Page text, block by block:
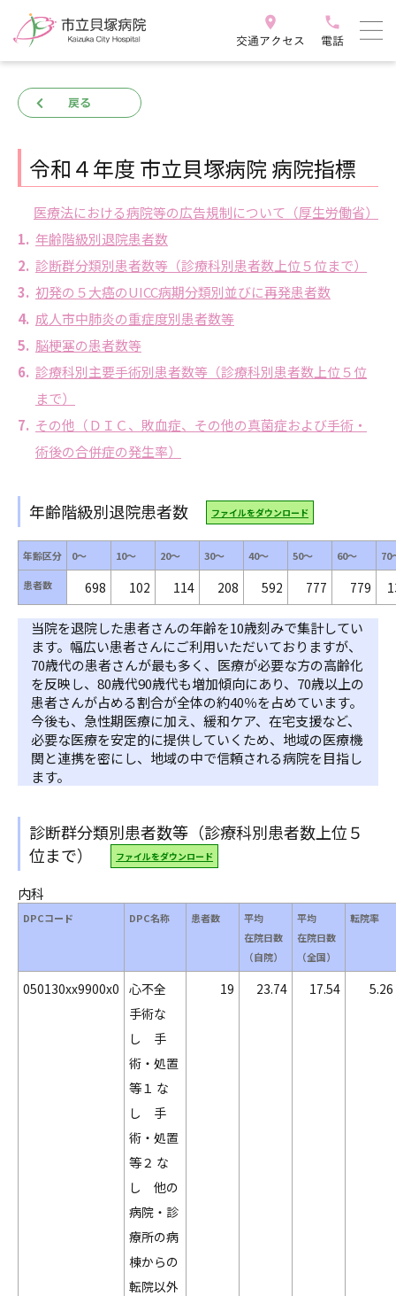
戻る
令和４年度 市立貝塚病院 病院指標
医療法における病院等の広告規制について（厚生労働省）
年齢階級別退院患者数
診断群分類別患者数等（診療科別患者数上位５位まで）
初発の５大癌のUICC病期分類別並びに再発患者数
成人市中肺炎の重症度別患者数等
脳梗塞の患者数等
診療科別主要手術別患者数等（診療科別患者数上位５位
まで）
その他（ＤＩＣ、敗血症、その他の真菌症および手術・
術後の合併症の発生率）
年齢階級別退院患者数 ファイルをダウンロード
年齢区分 0～ 10～ 20～ 30～ 40～ 50～ 60～ 70
患者数 698 102 114 208 592 777 779
当院を退院した患者さんの年齢を10歳刻みで集計してい
ます。幅広い患者さんにご利用いただいておりますが、
70歳代の患者さんが最も多く、医療が必要な方の高齢化
を反映し、80歳代90歳代も増加傾向にあり、70歳以上の
患者さんが占める割合が全体の約40％を占めています。
今後も、急性期医療に加え、緩和ケア、在宅支援など、
必要な医療を安定的に提供していくため、地域の医療機
関と連携を密にし、地域の中で信頼される病院を目指し
ます。
診断群分類別患者数等（診療科別患者数上位５
位まで）
ファイルをダウンロード
内科
DPCコード DPC名称 患者数
平均
在院日数
（自院）
平均
在院日数
（全国）
転院率
050130xx9900x0 心不全
手術な
し 手
術・処置
等１ な
し 手
術・処置
等２ な
し 他の
病院・診
療所の病
棟からの
転院以外
19 23.74 17.54 5.26